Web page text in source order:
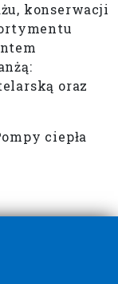
konserwacji
oraz
ciepła